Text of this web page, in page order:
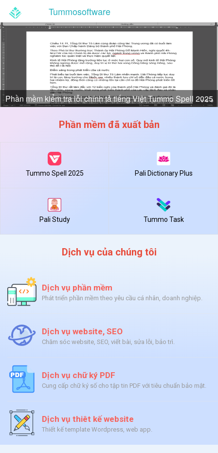
Tummosoftware
Phần mềm kiểm tra lỗi chính tả tiếng Việt Tummo Spell 2025
Phần mềm quản lý công việc Tummo Task
Phần mềm đã xuất bản
Tummo Spell 2025 Pali Dictionary Plus
Pali Study Tummo Task
Dịch vụ của chúng tôi
Dịch vụ phần mềm
Phát triển phần mềm theo yêu cầu cá nhân, doanh nghiệp.
Dịch vụ website, SEO
Chăm sóc website, SEO, viết bài, sửa lỗi, bảo trì.
Dịch vụ chữ ký PDF
Cung cấp chữ ký số cho tập tin PDF với tiêu chuẩn bảo mật.
Dịch vụ thiêt kế website
Thiết kế template Wordpress, web app.